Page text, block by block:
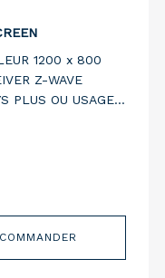
1200 x 800
Z-WAVE
PLUS OU USAGE